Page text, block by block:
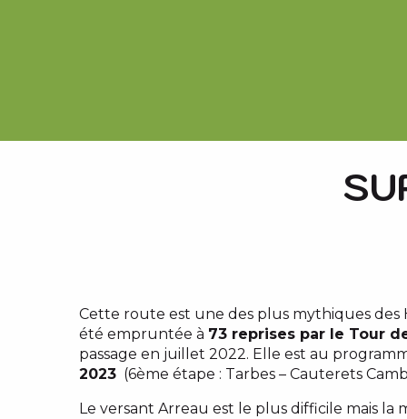
Cette route est une des plus mythiques des
été empruntée à 73 reprises par le Tour
passage en juillet 2022. Elle est au
2023 (6ème étape : Tarbes – Cauterets
Le versant Arreau est le plus difficile mais la